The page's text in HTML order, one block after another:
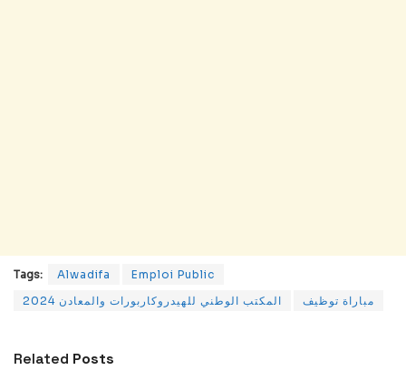
Tags: Alwadifa
Emploi Public
المكتب الوطني للهيدروكاربورات والمعادن 2024
مباراة توظيف
Related Posts